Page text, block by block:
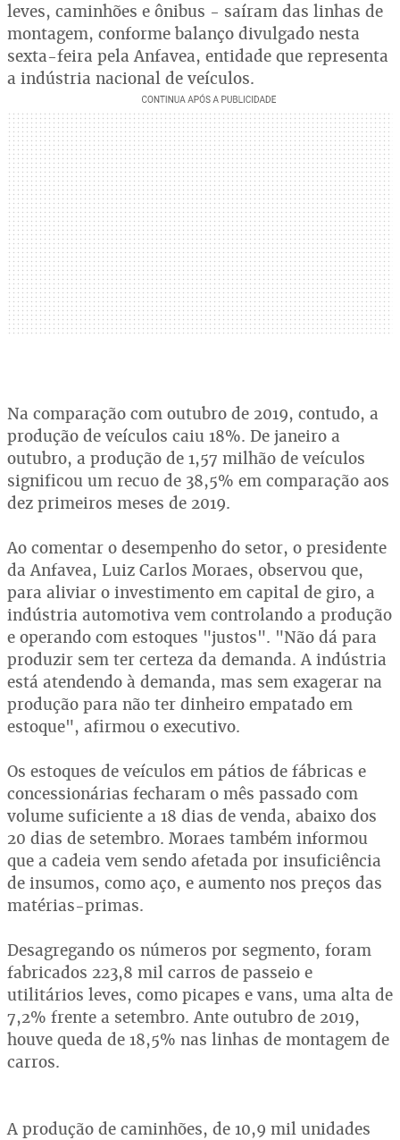
leves, caminhões e ônibus - saíram das linhas de
montagem, conforme balanço divulgado nesta
sexta-feira pela Anfavea, entidade que representa
a indústria nacional de veículos.
Na comparação com outubro de 2019, contudo, a
produção de veículos caiu 18%. De janeiro a
outubro, a produção de 1,57 milhão de veículos
significou um recuo de 38,5% em comparação aos
dez primeiros meses de 2019.
Ao comentar o desempenho do setor, o presidente
da Anfavea, Luiz Carlos Moraes, observou que,
para aliviar o investimento em capital de giro, a
indústria automotiva vem controlando a produção
e operando com estoques "justos". "Não dá para
produzir sem ter certeza da demanda. A indústria
está atendendo à demanda, mas sem exagerar na
produção para não ter dinheiro empatado em
estoque", afirmou o executivo.
Os estoques de veículos em pátios de fábricas e
concessionárias fecharam o mês passado com
volume suficiente a 18 dias de venda, abaixo dos
20 dias de setembro. Moraes também informou
que a cadeia vem sendo afetada por insuficiência
de insumos, como aço, e aumento nos preços das
matérias-primas.
Desagregando os números por segmento, foram
fabricados 223,8 mil carros de passeio e
utilitários leves, como picapes e vans, uma alta de
7,2% frente a setembro. Ante outubro de 2019,
houve queda de 18,5% nas linhas de montagem de
carros.
A produção de caminhões, de 10,9 mil unidades